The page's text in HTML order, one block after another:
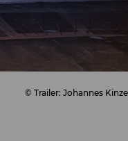
© Trailer: Johannes